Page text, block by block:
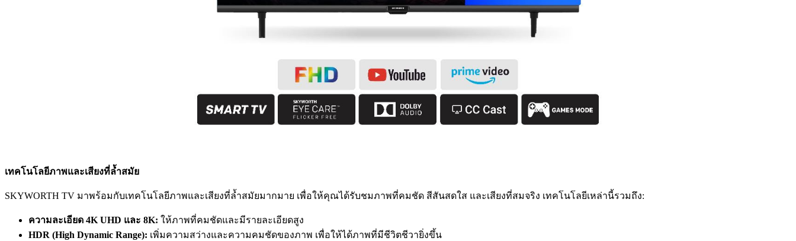
เทคโนโลยีภาพและเสียงที่ล้ำสมัย
SKYWORTH TV มาพร้อมกับเทคโนโลยีภาพและเสียงที่ล้ำสมัยมากมาย เพื่อให้คุณได้รับชมภาพที่คมชัด สีสันสดใส และเสียงที่สมจริง เทคโนโลยีเหล่านี้รวมถึง:
ความละเอียด 4K UHD และ 8K: ให้ภาพที่คมชัดและมีรายละเอียดสูง
HDR (High Dynamic Range): เพิ่มความสว่างและความคมชัดของภาพ เพื่อให้ได้ภาพที่มีชีวิตชีวายิ่งขึ้น